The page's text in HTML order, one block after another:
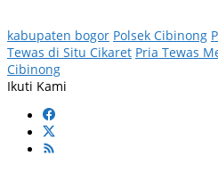
kabupaten bogor Polsek Cibinong
Tewas di Situ Cikaret Pria Tewas
Cibinong
Ikuti Kami